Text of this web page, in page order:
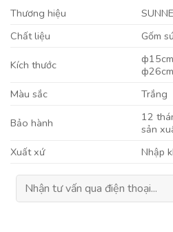
Thương hiệu
Chất liệu
Gốm
Kích thước
Màu sắc
Trắng
Bảo hành
12
sản
Xuất xứ
Nhập